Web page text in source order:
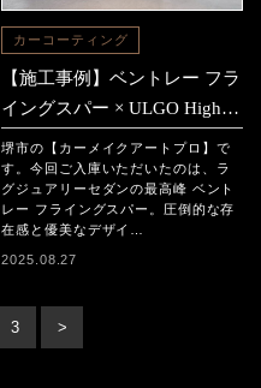
カーコーティング
【施工事例】ベントレー フラ
イングスパー × ULGO High
Densityコーティング施工
堺市の【カーメイクアートプロ】で
す。今回ご入庫いただいたのは、ラ
グジュアリーセダンの最高峰 ベント
レー フライングスパー。圧倒的な存
在感と優美なデザイ…
2025.08.27
3 >